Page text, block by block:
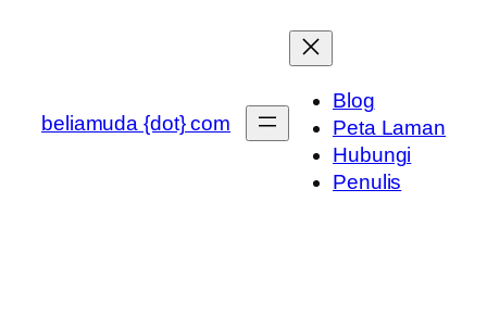
beliamuda {dot} com
Blog
Peta Laman
Hubungi
Penulis